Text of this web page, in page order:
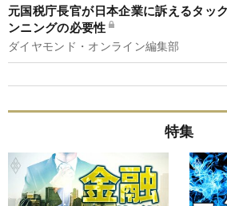
元国税庁長官が日本企業に訴えるタッ
ンニングの必要性
ダイヤモンド・オンライン編集部
特集